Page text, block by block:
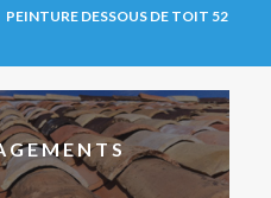
PEINTURE DESSOUS DE TOIT 52